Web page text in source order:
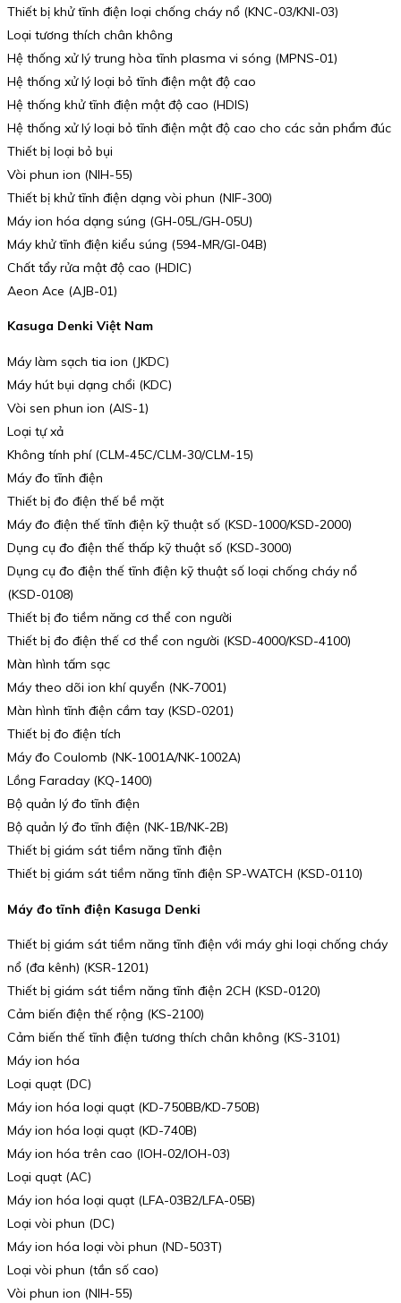
Thiết bị khử tĩnh điện loại chống cháy nổ (KNC-03/KNI-03)
Loại tương thích chân không
Hệ thống xử lý trung hòa tĩnh plasma vi sóng (MPNS-01)
Hệ thống xử lý loại bỏ tĩnh điện mật độ cao
Hệ thống khử tĩnh điện mật độ cao (HDIS)
Hệ thống xử lý loại bỏ tĩnh điện mật độ cao cho các sản phẩm đúc
Thiết bị loại bỏ bụi
Vòi phun ion (NIH-55)
Thiết bị khử tĩnh điện dạng vòi phun (NIF-300)
Máy ion hóa dạng súng (GH-05L/GH-05U)
Máy khử tĩnh điện kiểu súng (594-MR/GI-04B)
Chất tẩy rửa mật độ cao (HDIC)
Aeon Ace (AJB-01)
Kasuga Denki Việt Nam
Máy làm sạch tia ion (JKDC)
Máy hút bụi dạng chổi (KDC)
Vòi sen phun ion (AIS-1)
Loại tự xả
Không tính phí (CLM-45C/CLM-30/CLM-15)
Máy đo tĩnh điện
Thiết bị đo điện thế bề mặt
Máy đo điện thế tĩnh điện kỹ thuật số (KSD-1000/KSD-2000)
Dụng cụ đo điện thế thấp kỹ thuật số (KSD-3000)
Dụng cụ đo điện thế tĩnh điện kỹ thuật số loại chống cháy nổ
(KSD-0108)
Thiết bị đo tiềm năng cơ thể con người
Thiết bị đo điện thế cơ thể con người (KSD-4000/KSD-4100)
Màn hình tấm sạc
Máy theo dõi ion khí quyển (NK-7001)
Màn hình tĩnh điện cầm tay (KSD-0201)
Thiết bị đo điện tích
Máy đo Coulomb (NK-1001A/NK-1002A)
Lồng Faraday (KQ-1400)
Bộ quản lý đo tĩnh điện
Bộ quản lý đo tĩnh điện (NK-1B/NK-2B)
Thiết bị giám sát tiềm năng tĩnh điện
Thiết bị giám sát tiềm năng tĩnh điện SP-WATCH (KSD-0110)
Máy đo tĩnh điện Kasuga Denki
Thiết bị giám sát tiềm năng tĩnh điện với máy ghi loại chống cháy
nổ (đa kênh) (KSR-1201)
Thiết bị giám sát tiềm năng tĩnh điện 2CH (KSD-0120)
Cảm biến điện thế rộng (KS-2100)
Cảm biến thế tĩnh điện tương thích chân không (KS-3101)
Máy ion hóa
Loại quạt (DC)
Máy ion hóa loại quạt (KD-750BB/KD-750B)
Máy ion hóa loại quạt (KD-740B)
Máy ion hóa trên cao (IOH-02/IOH-03)
Loại quạt (AC)
Máy ion hóa loại quạt (LFA-03B2/LFA-05B)
Loại vòi phun (DC)
Máy ion hóa loại vòi phun (ND-503T)
Loại vòi phun (tần số cao)
Vòi phun ion (NIH-55)